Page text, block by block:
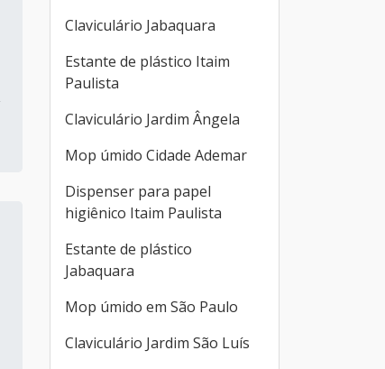
Claviculário Jabaquara
Estante de plástico Itaim
Paulista
Claviculário Jardim Ângela
Mop úmido Cidade Ademar
Dispenser para papel
higiênico Itaim Paulista
Estante de plástico
Jabaquara
Mop úmido em São Paulo
Claviculário Jardim São Luís